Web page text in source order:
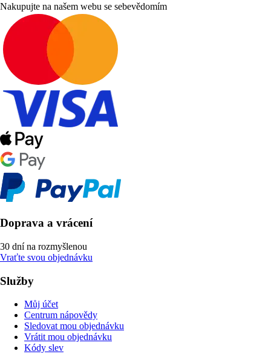
Nakupujte na našem webu se sebevědomím
Doprava a vrácení
30 dní na rozmyšlenou
Vraťte svou objednávku
Služby
Můj účet
Centrum nápovědy
Sledovat mou objednávku
Vrátit mou objednávku
Kódy slev